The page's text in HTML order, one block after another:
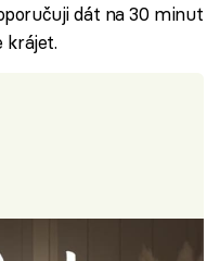
dát na 30 minut
krájet.